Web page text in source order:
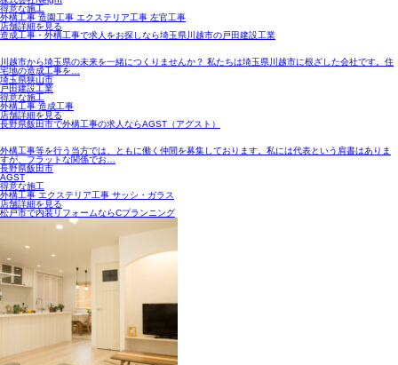
得意な施工
外構工事 造園工事 エクステリア工事 左官工事
店舗詳細を見る
造成工事・外構工事で求人をお探しなら埼玉県川越市の戸田建設工業
川越市から埼玉県の未来を一緒につくりませんか？ 私たちは埼玉県川越市に根ざした会社です。住
宅地の造成工事を…
埼玉県狭山市
戸田建設工業
得意な施工
外構工事 造成工事
店舗詳細を見る
長野県飯田市で外構工事の求人ならAGST（アグスト）
外構工事等を行う当方では、ともに働く仲間を募集しております。私には代表という肩書はありま
すが、フラットな関係でお…
長野県飯田市
AGST
得意な施工
外構工事 エクステリア工事 サッシ・ガラス
店舗詳細を見る
松戸市で内装リフォームならCプランニング